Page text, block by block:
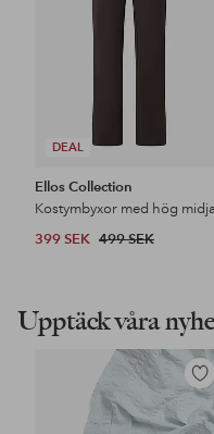
DEAL
Ellos Collection
Kostymbyxor med hög midja
399 SEK 499 SEK
Upptäck våra
Lägg
i